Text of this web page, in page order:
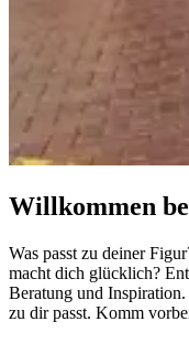
Willkommen
Was passt zu deiner
macht dich glücklich?
Beratung und
zu dir passt. Komm